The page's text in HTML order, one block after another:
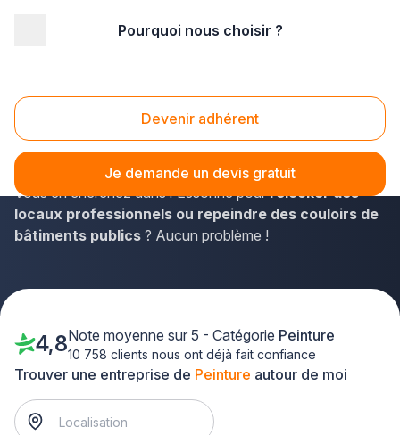
Pourquoi nous choisir ?
Devenir adhérent
Je demande un devis gratuit
Peinture Essonne (91)
Plus-que-pro.fr est le site web essentiel pour toute
recherche de peintres en bâtiment près de chez vous.
Vous en cherchez dans l'Essonne pourrelooker des
locaux professionnels ou repeindre des couloirs de
bâtiments publics ? Aucun problème !
Trouver une entreprise de Peinture autour de moi
4,8Note moyenne sur 5 - Catégorie Peinture
10 758 clients nous ont déjà fait confiance